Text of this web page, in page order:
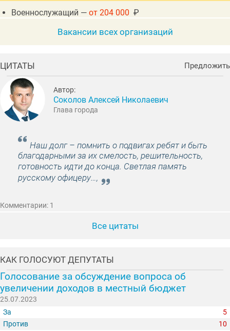
Военнослужащий —от 204 000 ₽
Вакансии всех организаций
ЦИТАТЫ Предложить
Автор:
Соколов Алексей Николаевич
Глава города
Наш долг – помнить о подвигах ребят и быть
благодарными за их смелость, решительность,
готовность идти до конца. Светлая память
русскому офицеру…,
Комментарии: 1
Все цитаты
КАК ГОЛОСУЮТ ДЕПУТАТЫ
Голосование за обсуждение вопроса об
увеличении доходов в местный бюджет
25.07.2023
За
5
Против
10